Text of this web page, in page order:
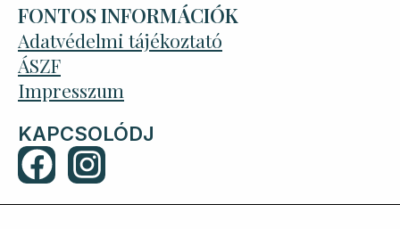
FONTOS INFORMÁCIÓK
Adatvédelmi tájékoztató
ÁSZF
Impresszum
KAPCSOLÓDJ
F
a
I
n